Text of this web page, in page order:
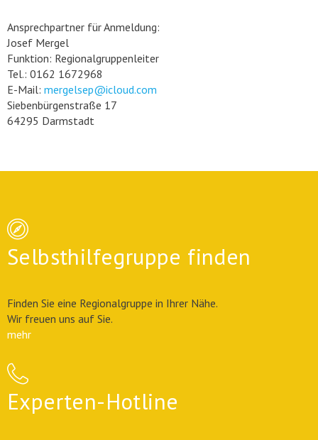
Ansprechpartner für Anmeldung:
Josef Mergel
Funktion: Regionalgruppenleiter
Tel.: 0162 1672968
E-Mail: mergelsep@icloud.com
Siebenbürgenstraße 17
64295 Darmstadt
Selbsthilfegruppe finden
Finden Sie eine Regionalgruppe in Ihrer Nähe.
Wir freuen uns auf Sie.
mehr
Experten-Hotline